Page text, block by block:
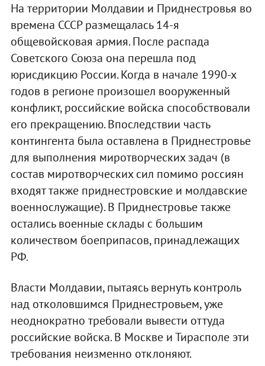
На территории Молдавии и Приднестровья во
времена СССР размещалась 14-я
общевойсковая армия. После распада
Советского Союза она перешла под
юрисдикцию России. Когда в начале 1990-х
годов в регионе произошел вооруженный
конфликт, российские войска способствовали
его прекращению. Впоследствии часть
контингента была оставлена в Приднестровье
для выполнения миротворческих задач (в
состав миротворческих сил помимо россиян
входят также приднестровские и молдавские
военнослужащие). В Приднестровье также
остались военные склады с большим
количеством боеприпасов, принадлежащих
РФ.
Власти Молдавии, пытаясь вернуть контроль
над отколовшимся Приднестровьем, уже
неоднократно требовали вывести оттуда
российские войска. В Москве и Тирасполе эти
требования неизменно отклоняют.